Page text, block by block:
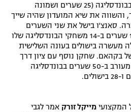
מעורב ב-34 שערים העונה בבונדסליגה (25 שערים ושמונה
בלבד, והשווה את שיא המועדון שהיה שייך
סאנצ'ו בישל את שני השערים
הראשונים והיה מעורב ב-16 שערים ב-14 משחקי הבונדסליגה שלו
למעלה מעשרה בישולים בעונה השלישית
בקהאם. שחקן נוסף עם ציון דרך
יפה הוא רפאל גריירו שהיה מעורב ב-50 שערים בבונדסליגה
המקצועי מייקל זורק אמר לגבי